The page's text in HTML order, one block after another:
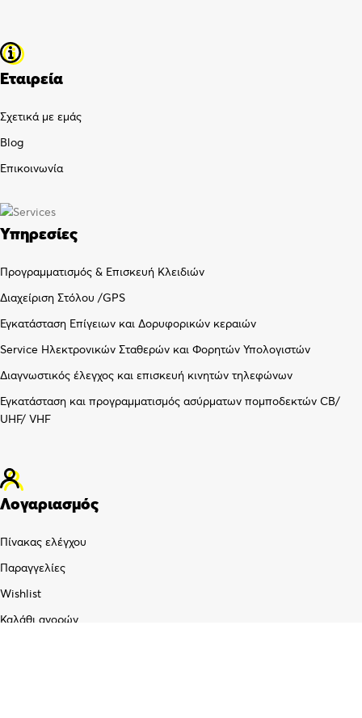
Εταιρεία
Σχετικά με εμάς
Blog
Επικοινωνία
Υπηρεσίες
Προγραμματισμός & Επισκευή Κλειδιών
Διαχείριση Στόλου /GPS
Εγκατάσταση Επίγειων και Δορυφορικών κεραιών
Service Ηλεκτρονικών Σταθερών και Φορητών Υπολογιστών
Διαγνωστικός έλεγχος και επισκευή κινητών τηλεφώνων
Εγκατάσταση και προγραμματισμός ασύρματων πομποδεκτών CB/
UHF/ VHF
Λογαριασμός
Πίνακας ελέγχου
Παραγγελίες
Wishlist
Καλάθι αγορών